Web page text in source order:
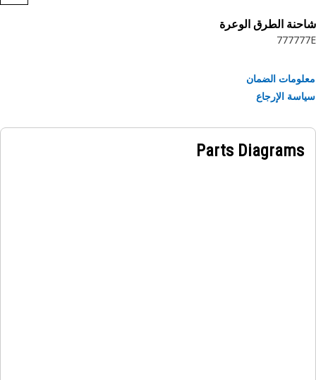
الطرق الوعرة
777
الضمان
الإرجاع
Parts Diagrams